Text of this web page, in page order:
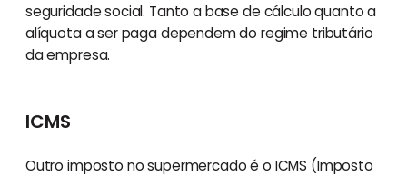
seguridade social. Tanto a base de cálculo quanto a
alíquota a ser paga dependem do regime tributário
da empresa.
ICMS
Outro imposto no supermercado é o ICMS (Imposto